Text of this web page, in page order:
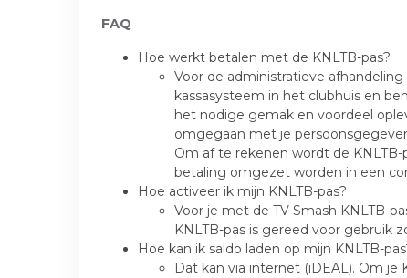
FAQ
Hoe werkt betalen met de KNLTB-pas?
Voor de administratieve
kassasysteem in het clubhuis en
het nodige gemak en voordeel
omgegaan met je
Om af te rekenen wordt de KNLTB-
betaling omgezet worden in een
Hoe activeer ik mijn KNLTB-pas?
Voor je met de TV Smash KNLTB-
KNLTB-pas is gereed voor gebruik
Hoe kan ik saldo laden op mijn KNLTB-
Dat kan via internet (iDEAL). Om je